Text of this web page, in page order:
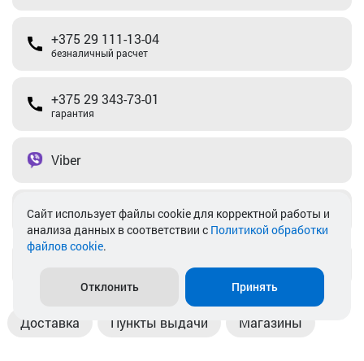
+375 29 111-13-04
безналичный расчет
+375 29 343-73-01
гарантия
Viber
Telegram
Доставка Пункты выдачи Магазины
Cайт использует файлы cookie для корректной работы и
анализа данных в соответствии с Политикой обработки
файлов cookie.
Отклонить Принять